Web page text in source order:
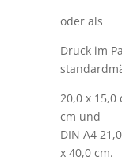
oder als
Druck im
20,0 x 15,0
cm und
DIN A4
x 40,0 cm.